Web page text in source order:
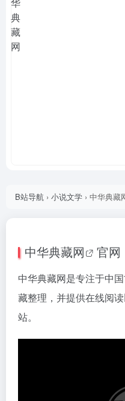
B站导航 › 小说文学 › 中华典藏
中华典藏网 官网
中华典藏网是专注于中国
藏整理，并提供在线阅
站。